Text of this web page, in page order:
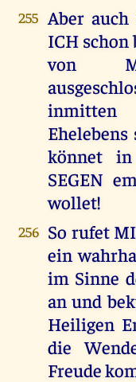
255 Aber
ICH schon
von
inmitten
könnet
SEGEN
wollet!
256 So rufet
ein
im Sinne
an und
Heiligen
die
Freude